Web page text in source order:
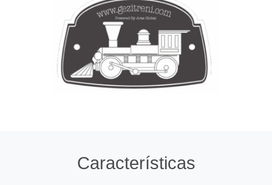
Características